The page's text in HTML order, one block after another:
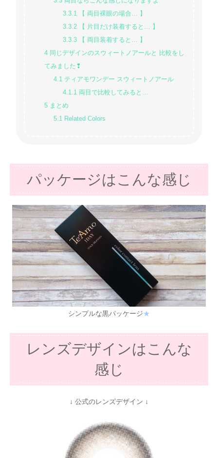
3.3.1【 両目裸眼の場合… 】
3.3.2【 片目だけ装着すると… 】
3.3.3【 両目装着すると… 】
4 同じデザインのスウィートノアールと 比較をし
てみました❢
4.1ティアモワンデー スウィートノアール
4.1.1両目で比較してみると…
5 まとめ
5.1Related Colors
パッケージはこんな感じ
シンプルな黒パッケージ★
レンズデザインはこんな
感じ
↓ 公式のレンズデザイン ↓